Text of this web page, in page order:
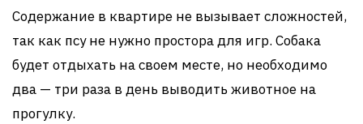
Содержание в квартире не вызывает сложностей,
так как псу не нужно простора для игр. Собака
будет отдыхать на своем месте, но необходимо
два — три раза в день выводить животное на
прогулку.